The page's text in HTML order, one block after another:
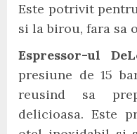
Este potrivit
si la birou, fara sa
Espressor-ul
presiune de 15
reusind sa
delicioasa. Este